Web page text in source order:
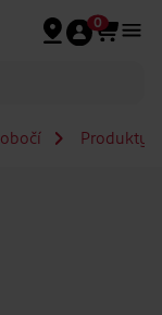
0
Produkty